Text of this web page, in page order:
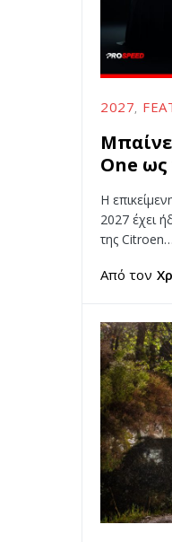
2027
One
Η
2027 έχει
της Citroen…
Από τον